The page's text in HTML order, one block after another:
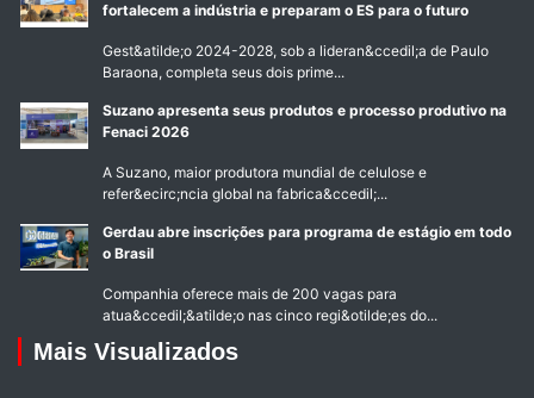
fortalecem a indústria e preparam o ES para o futuro
Gest&atilde;o 2024-2028, sob a lideran&ccedil;a de Paulo
Baraona, completa seus dois prime...
Suzano apresenta seus produtos e processo produtivo na
Fenaci 2026
A Suzano, maior produtora mundial de celulose e
refer&ecirc;ncia global na fabrica&ccedil;...
Gerdau abre inscrições para programa de estágio em todo
o Brasil
Companhia oferece mais de 200 vagas para
atua&ccedil;&atilde;o nas cinco regi&otilde;es do...
Mais Visualizados